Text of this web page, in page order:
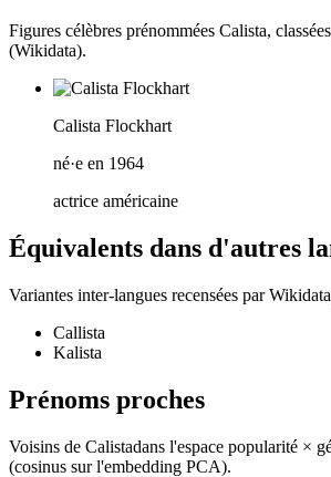
Figures célèbres prénommées Calista,
(Wikidata).
Calista Flockhart
né·e en 1964
actrice américaine
Équivalents dans d'autres
Variantes inter-langues recensées par
Callista
Kalista
Prénoms proches
Voisins de Calistadans l'espace popularité ×
(cosinus sur l'embedding PCA).